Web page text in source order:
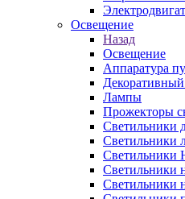
Освещение
Назад
Освещение
Аппаратура
Декоративный
Лампы
Прожекторы
Светильники
Светильники
Светильники
Светильники
Светильники